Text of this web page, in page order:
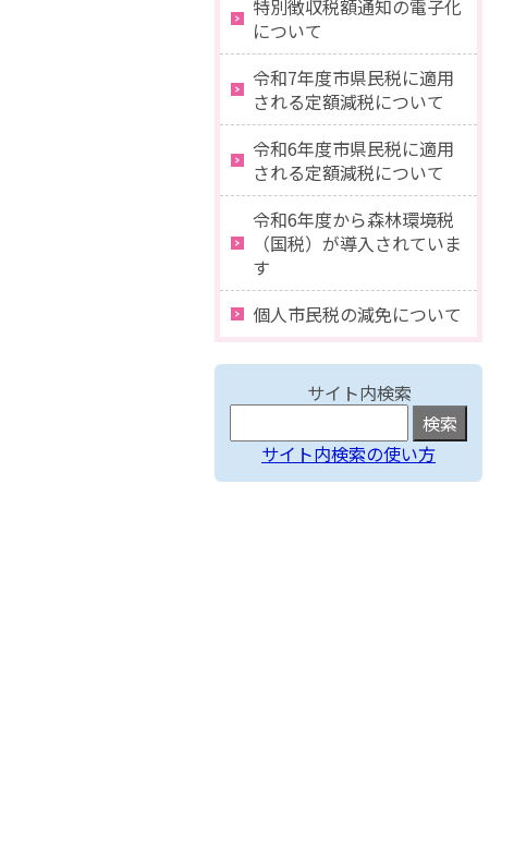
特別徴収税額通知の電子化
について
令和7年度市県民税に適用
される定額減税について
令和6年度市県民税に適用
される定額減税について
令和6年度から森林環境税
（国税）が導入されていま
す
個人市民税の減免について
サイト内検索
サイト内検索の使い方